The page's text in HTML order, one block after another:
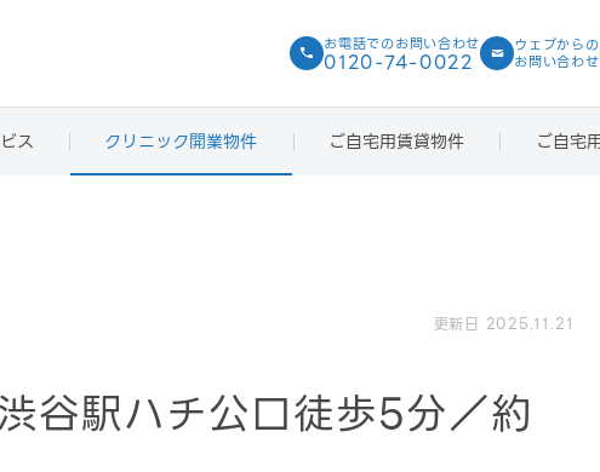
お電話でのお問い合わせ
0120-74-0022
ウェブからの
お問い合わせ
ス クリニック開業物件 ご自宅用賃貸物件 ご自宅
谷駅ハチ公口徒歩5分／約
更新日 2025.11.21